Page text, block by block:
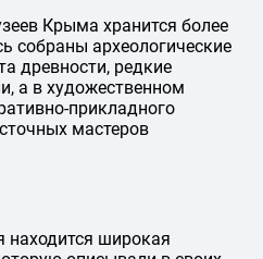
Крыма хранится более
собраны археологические
древности, редкие
а в художественном
прикладного
мастеров
находится широкая